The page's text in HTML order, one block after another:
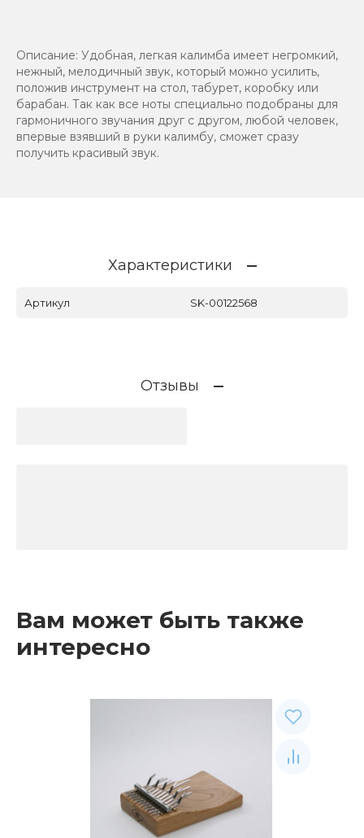
Описание: Удобная, легкая калимба имеет негромкий,
нежный, мелодичный звук, который можно усилить,
положив инструмент на стол, табурет, коробку или
барабан. Так как все ноты специально подобраны для
гармоничного звучания друг с другом, любой человек,
впервые взявший в руки калимбу, сможет сразу
получить красивый звук.
Характеристики
Артикул SK-00122568
Отзывы
Вам может быть также
интересно